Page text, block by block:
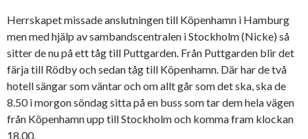
Herrskapet missade anslutningen till Köpenhamn i Hamburg
men med hjälp av sambandscentralen i Stockholm (Nicke) så
sitter de nu på ett tåg till Puttgarden. Från Puttgarden blir det
färja till Rödby och sedan tåg till Köpenhamn. Där har de två
hotell sängar som väntar och om allt går som det ska, ska de
8.50 i morgon söndag sitta på en buss som tar dem hela vägen
från Köpenhamn upp till Stockholm och komma fram klockan
18.00.